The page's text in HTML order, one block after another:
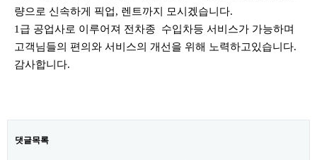
량으로 신속하게 픽업, 렌트까지 모시겠습니다.
1급 공업사로 이루어져 전차종 수입차등 서비스가 가능하며
고객님들의 편의와 서비스의 개선을 위해 노력하고있습니다.
감사합니다.
댓글목록